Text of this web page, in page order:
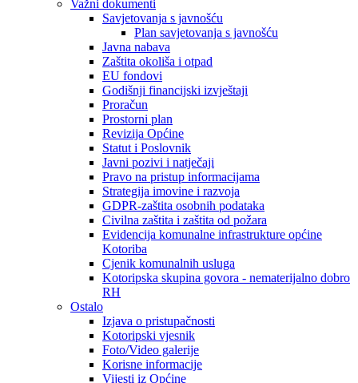
Važni dokumenti
Savjetovanja s javnošću
Plan savjetovanja s javnošću
Javna nabava
Zaštita okoliša i otpad
EU fondovi
Godišnji financijski izvještaji
Proračun
Prostorni plan
Revizija Općine
Statut i Poslovnik
Javni pozivi i natječaji
Pravo na pristup informacijama
Strategija imovine i razvoja
GDPR-zaštita osobnih podataka
Civilna zaštita i zaštita od požara
Evidencija komunalne infrastrukture općine
Kotoriba
Cjenik komunalnih usluga
Kotoripska skupina govora - nematerijalno dobro
RH
Ostalo
Izjava o pristupačnosti
Kotoripski vjesnik
Foto/Video galerije
Korisne informacije
Vijesti iz Općine